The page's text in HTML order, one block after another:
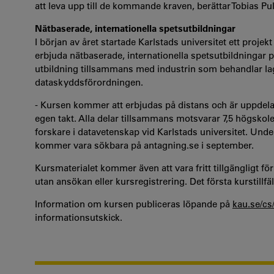
att leva upp till de kommande kraven, berättar Tobias
Nätbaserade, internationella spetsutbildningar
I början av året startade Karlstads universitet ett
erbjuda nätbaserade, internationella spetsutbildningar
utbildning tillsammans med industrin som behandlar
dataskyddsförordningen.
- Kursen kommer att erbjudas på distans och är
egen takt. Alla delar tillsammans motsvarar 7,5
forskare i datavetenskap vid Karlstads universitet.
kommer vara sökbara på antagning.se i september.
Kursmaterialet kommer även att vara fritt tillgängligt
utan ansökan eller kursregistrering. Det första
Information om kursen publiceras löpande på kau.se/
informationsutskick.